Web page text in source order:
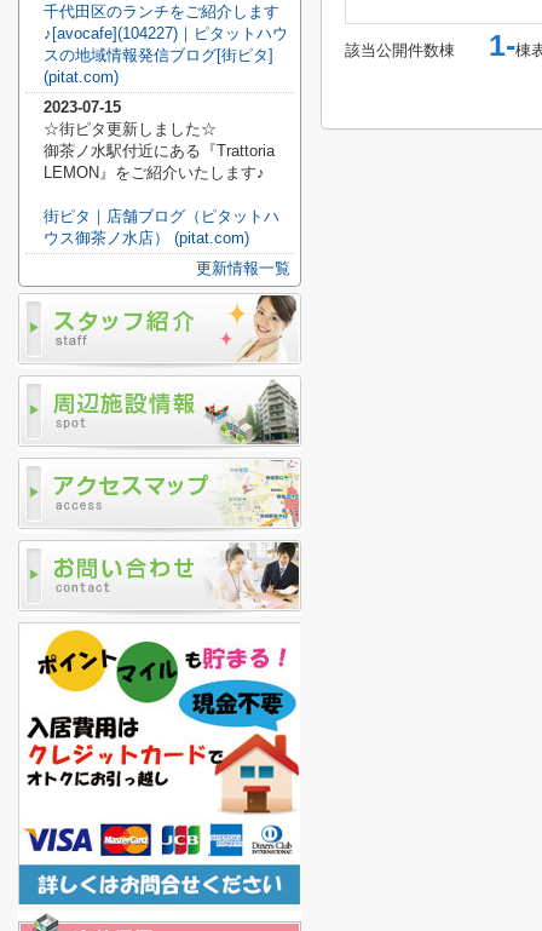
該当公開件数棟 1-棟
千代田区のランチをご紹介します
♪[avocafe](104227)｜ピタットハウ
スの地域情報発信ブログ[街ピタ]
(pitat.com)
2023-07-15
☆街ピタ更新しました☆
御茶ノ水駅付近にある『Trattoria
LEMON』をご紹介いたします♪
街ピタ｜店舗ブログ（ピタットハ
ウス御茶ノ水店） (pitat.com)
更新情報一覧